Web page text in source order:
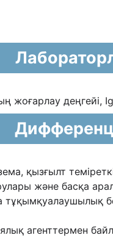
жоғарлау деңгейі,
қызғылт
жəне басқа
тұқымқуалаушылық
агенттермен